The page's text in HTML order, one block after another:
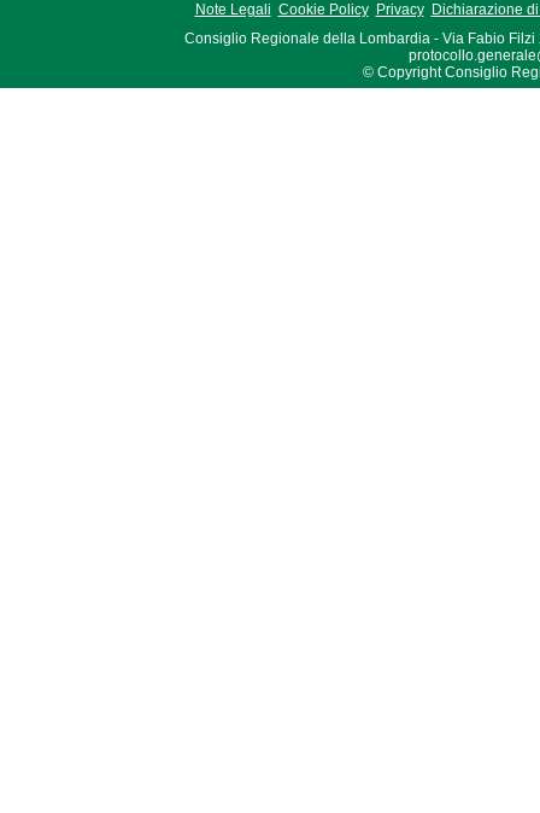
Note Legali Cookie Policy Privacy
Dichiarazione
Consiglio Regionale della Lombardia - Via Fabio Filzi
© Copyright Consiglio